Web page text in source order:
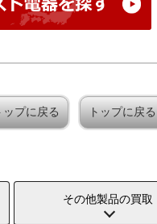
ップに戻る トップに戻る
その他製品の買取